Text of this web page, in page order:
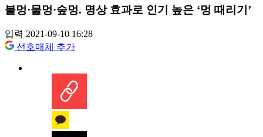
불멍·물멍·숲멍. 명상 효과로 인기 높은 ‘멍 때리기’
입력 2021-09-10 16:28
선호매체 추가